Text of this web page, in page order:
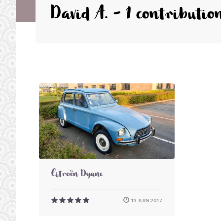
David A. - 1
Citroën Dyane
13 JUIN 2017